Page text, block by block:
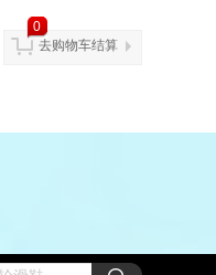
0
去购物车结算